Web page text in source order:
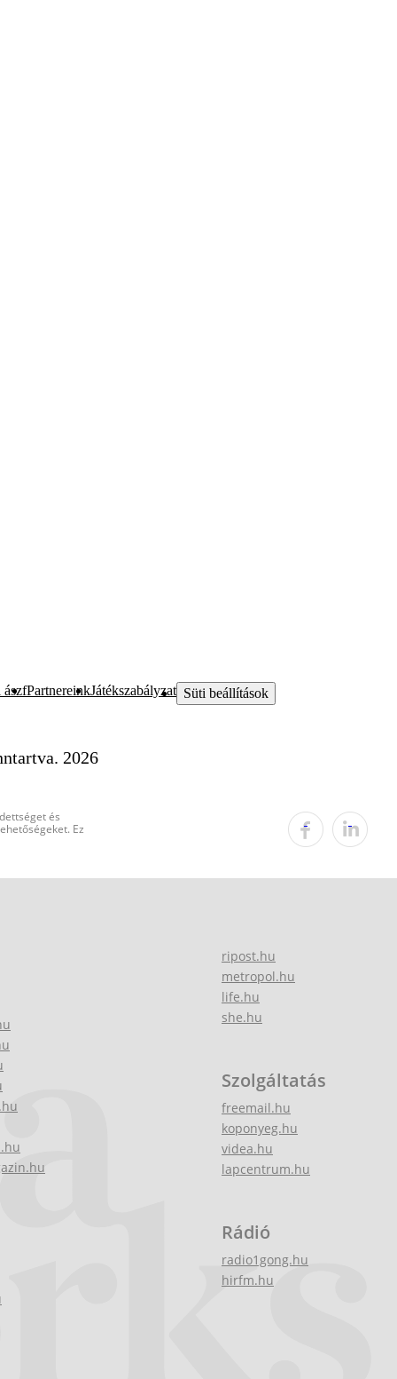
ászfPartnereinkJátékszabályzat Süti beállítások
2026
és
Ez
ripost.hu
metropol.hu
life.hu
she.hu
Szolgáltatás
freemail.hu
koponyeg.hu
videa.hu
lapcentrum.hu
Rádió
radio1gong.hu
hirfm.hu